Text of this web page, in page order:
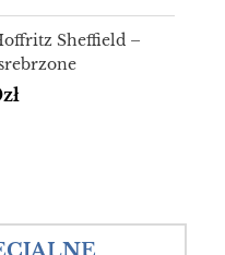
Sheffield –
zł